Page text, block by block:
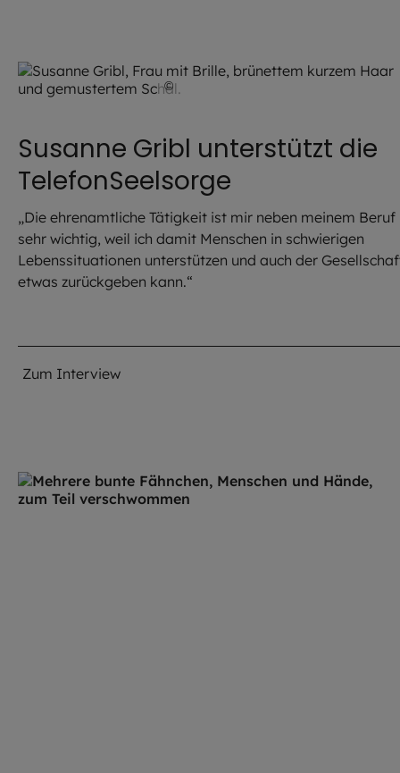
©
Susanne Gribl unterstützt die
TelefonSeelsorge
„Die ehrenamtliche Tätigkeit ist mir neben meinem Beruf
sehr wichtig, weil ich damit Menschen in schwierigen
Lebenssituationen unterstützen und auch der
etwas zurückgeben kann.“
Zum Interview